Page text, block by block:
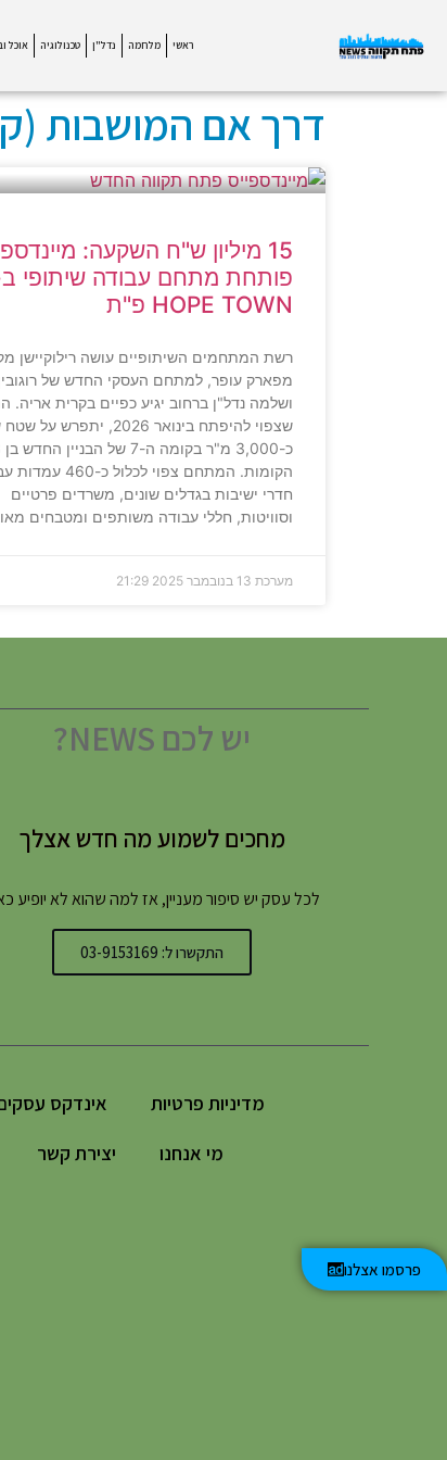
ראשי מלחמה נדל"ן טכנולוגיה אוכל
דרך אם המושבות
15 מיליון ש"ח השקעה:
פותחת מתחם עבודה שיתופי
HOPE TOWN פ"ת
רשת המתחמים השיתופיים עושה רילוקיישן
מפארק עופר, למתחם העסקי החדש של
ושלמה נדל"ן ברחוב יגיע כפיים בקרית
שצפוי להיפתח בינואר 2026, יתפרש על
הקומות. המתחם צפוי לכלול כ-
חדרי ישיבות בגדלים שונים, משרדים פרטיים
וסוויטות, חללי עבודה משותפים ומטבחים
מערכת 13 בנובמבר 2025 21:29
פרסמו אצלנו
יש לכם NEWS?
מחכים לשמוע מה חדש אצלך
לכל עסק יש סיפור מעניין, אז למה שהוא לא יופיע
התקשרו ל: 03-9153169
מדיניות פרטיות
אינדקס
מי אנחנו
יצירת קשר